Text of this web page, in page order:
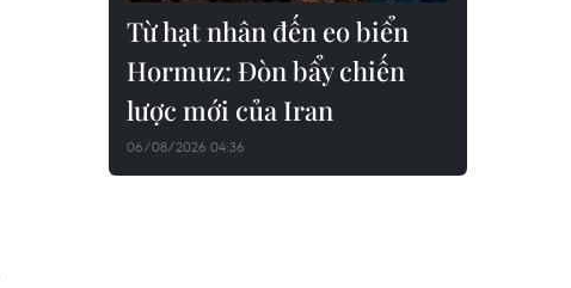
Từ hạt nhân đến eo biển
Hormuz: Đòn bẩy chiến
lược mới của Iran
06/08/2026 04:36